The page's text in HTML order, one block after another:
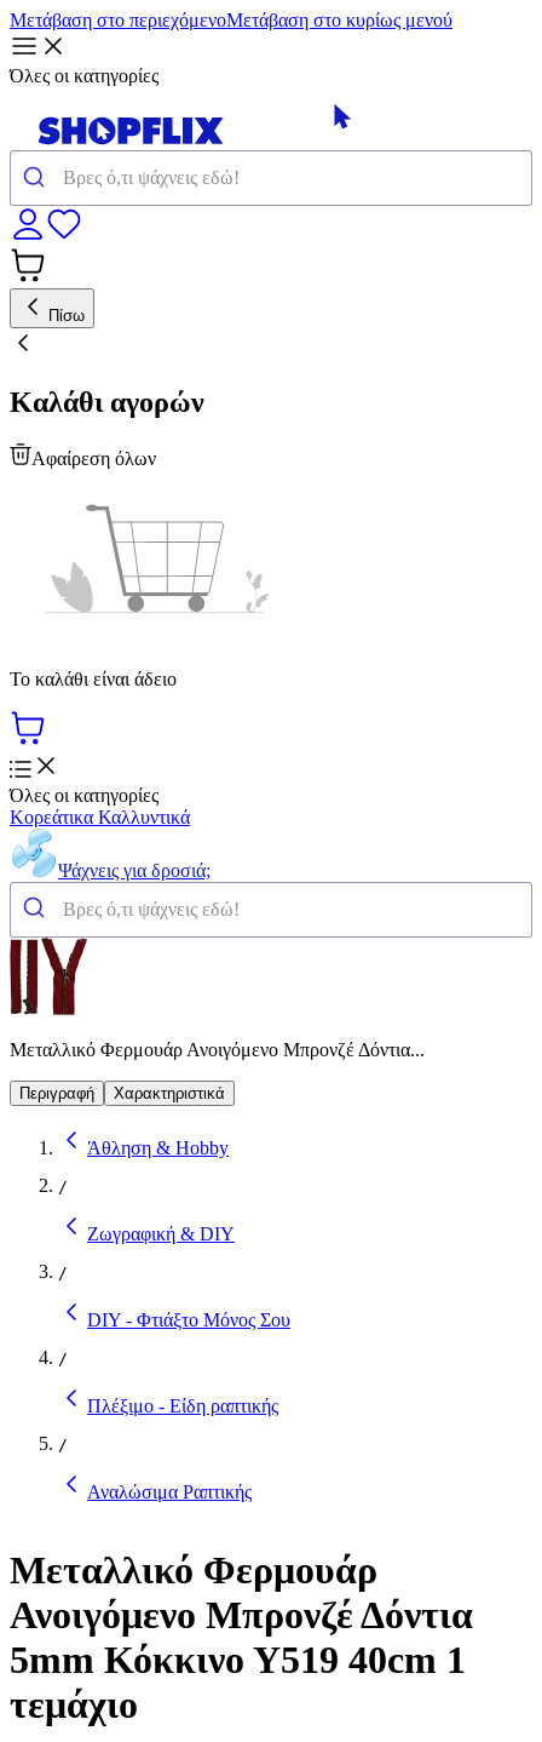
Μετάβαση στο περιεχόμενοΜετάβαση στο κυρίως μενού
Όλες οι κατηγορίες
Πίσω
Καλάθι αγορών
Αφαίρεση όλων
Το καλάθι είναι άδειο
Όλες οι κατηγορίες
Κορεάτικα Καλλυντικά
Ψάχνεις για δροσιά;
Μεταλλικό Φερμουάρ Ανοιγόμενο Μπρονζέ Δόντια...
Περιγραφή Χαρακτηριστικά
Άθληση & Hobby
/
Ζωγραφική & DIY
/
DIY - Φτιάξτο Μόνος Σου
/
Πλέξιμο - Είδη ραπτικής
/
Αναλώσιμα Ραπτικής
Μεταλλικό Φερμουάρ
Ανοιγόμενο Μπρονζέ Δόντια
5mm Κόκκινο Υ519 40cm 1
τεμάχιο